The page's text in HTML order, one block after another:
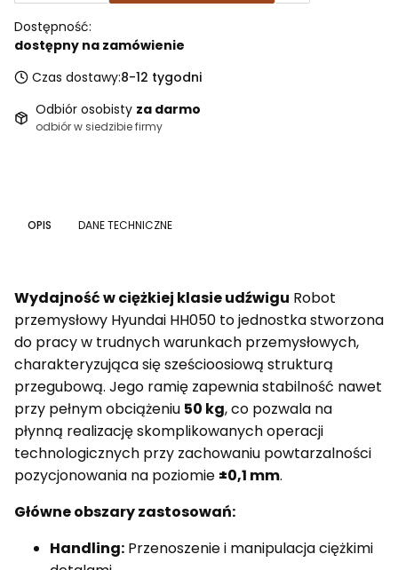
Dostępność:
dostępny na zamówienie
Czas dostawy:8-12 tygodni
Odbiór osobisty za darmo
odbiór w siedzibie firmy
OPIS DANE TECHNICZNE
Wydajność w ciężkiej klasie udźwigu Robot
przemysłowy Hyundai HH050 to jednostka stworzona
do pracy w trudnych warunkach przemysłowych,
charakteryzująca się sześcioosiową strukturą
przegubową. Jego ramię zapewnia stabilność nawet
przy pełnym obciążeniu 50 kg, co pozwala na
płynną realizację skomplikowanych operacji
technologicznych przy zachowaniu powtarzalności
pozycjonowania na poziomie ±0,1 mm.
Główne obszary zastosowań:
Handling: Przenoszenie i manipulacja ciężkimi